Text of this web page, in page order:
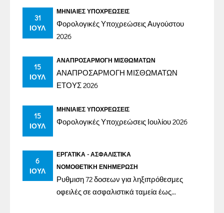
31
ΙΟΎΛ
ΜΗΝΙΑΊΕΣ ΥΠΟΧΡΕΏΣΕΙΣ
Φορολογικές Υποχρεώσεις Αυγούστου
2026
15
ΙΟΎΛ
ΑΝΑΠΡΟΣΑΡΜΟΓΉ ΜΙΣΘΩΜΆΤΩΝ
ΑΝΑΠΡΟΣΑΡΜΟΓΗ ΜΙΣΘΩΜΑΤΩΝ
ΕΤΟΥΣ 2026
15
ΙΟΎΛ
ΜΗΝΙΑΊΕΣ ΥΠΟΧΡΕΏΣΕΙΣ
Φορολογικές Υποχρεώσεις Ιουλίου 2026
6
ΙΟΎΛ
ΕΡΓΑΤΙΚΆ - ΑΣΦΑΛΙΣΤΙΚΆ
ΝΟΜΟΘΕΤΙΚΉ ΕΝΗΜΈΡΩΣΗ
Ρυθμιση 72 δοσεων για ληξιπρόθεσμες
οφειλές σε ασφαλιστικά ταμεία έως